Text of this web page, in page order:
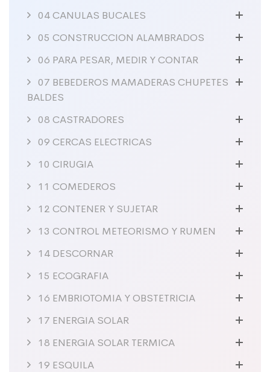
04 CANULAS BUCALES
05 CONSTRUCCION ALAMBRADOS
06 PARA PESAR, MEDIR Y CONTAR
07 BEBEDEROS MAMADERAS CHUPETES
BALDES
08 CASTRADORES
09 CERCAS ELECTRICAS
10 CIRUGIA
11 COMEDEROS
12 CONTENER Y SUJETAR
13 CONTROL METEORISMO Y RUMEN
14 DESCORNAR
15 ECOGRAFIA
16 EMBRIOTOMIA Y OBSTETRICIA
17 ENERGIA SOLAR
18 ENERGIA SOLAR TERMICA
19 ESQUILA